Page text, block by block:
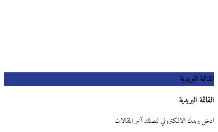
القائمة البريدية
القائمة البريدية
ادخل بريدك الالكتروني لتصلك آخر المقالات